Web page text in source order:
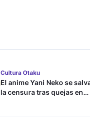
Cultura Otaku
El anime Yani Neko se
la censura tras quejas en